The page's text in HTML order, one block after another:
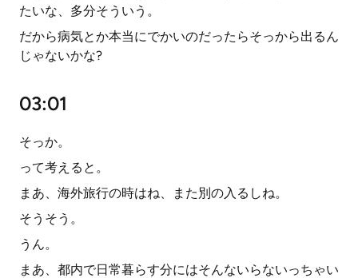
たいな、多分そういう。
だから病気とか本当にでかいのだったらそっから出るん
じゃないかな?
03:01
そっか。
って考えると。
まあ、海外旅行の時はね、また別の入るしね。
そうそう。
うん。
まあ、都内で日常暮らす分にはそんないらないっちゃい